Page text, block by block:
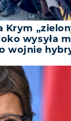
Krym
wysyła
wojnie